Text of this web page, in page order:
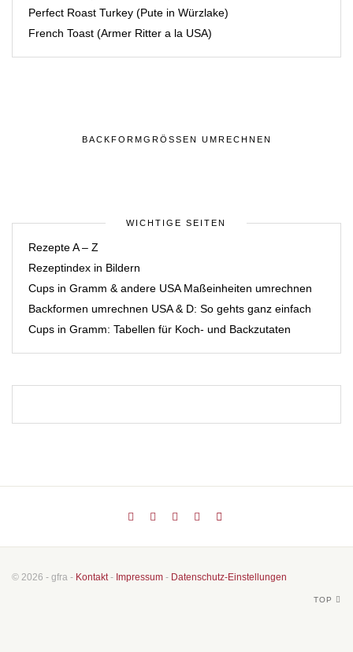
Perfect Roast Turkey (Pute in Würzlake)
French Toast (Armer Ritter a la USA)
BACKFORMGRÖSSEN UMRECHNEN
WICHTIGE SEITEN
Rezepte A – Z
Rezeptindex in Bildern
Cups in Gramm & andere USA Maßeinheiten umrechnen
Backformen umrechnen USA & D: So gehts ganz einfach
Cups in Gramm: Tabellen für Koch- und Backzutaten
© 2026 - gfra - Kontakt- Impressum - Datenschutz-Einstellungen
TOP